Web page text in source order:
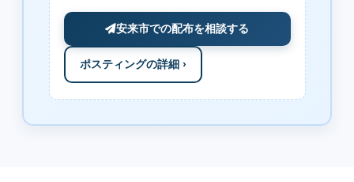
安来市での配布を相談する
ポスティングの詳細 ›